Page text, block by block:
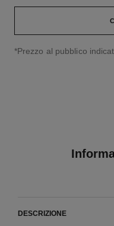
↩
*Prezzo al pubblico
DESCRIZIONE